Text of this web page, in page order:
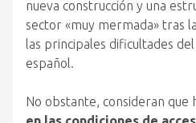
nueva construcción y una
sector «muy mermada» tras
las principales dificultades
español.
No obstante, consideran que